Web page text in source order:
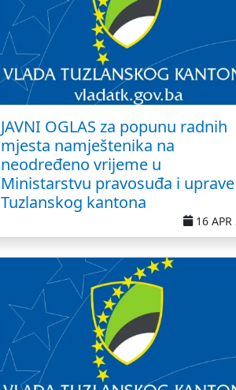
JAVNI OGLAS za popunu radnih
mjesta namještenika na
neodređeno vrijeme u
Ministarstvu pravosuđa i uprave
Tuzlanskog kantona
16 APR